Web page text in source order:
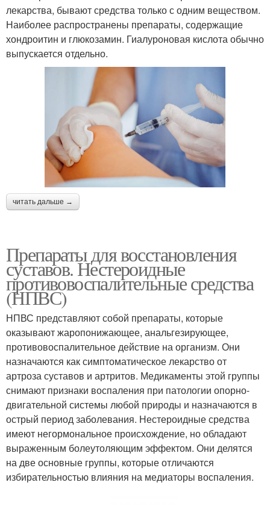
лекарства, бывают средства только с одним веществом.
Наиболее распространены препараты, содержащие
хондроитин и глюкозамин. Гиалуроновая кислота обычно
выпускается отдельно.
читать дальше →
Препараты для восстановления
суставов. Нестероидные
противовоспалительные средства
(НПВС)
НПВС представляют собой препараты, которые
оказывают жаропонижающее, анальгезирующее,
противовоспалительное действие на организм. Они
назначаются как симптоматическое лекарство от
артроза суставов и артритов. Медикаменты этой группы
снимают признаки воспаления при патологии опорно-
двигательной системы любой природы и назначаются в
острый период заболевания. Нестероидные средства
имеют негормональное происхождение, но обладают
выраженным болеутоляющим эффектом. Они делятся
на две основные группы, которые отличаются
избирательностью влияния на медиаторы воспаления.